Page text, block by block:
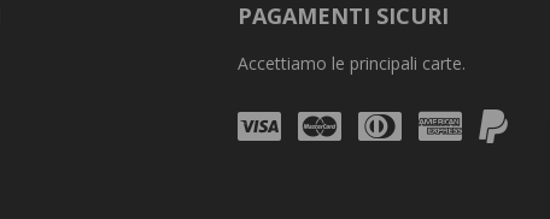
PAGAMENTI SICURI
Accettiamo le principali carte.
Visa Mastercard
Diners
Club
AmexPayPal